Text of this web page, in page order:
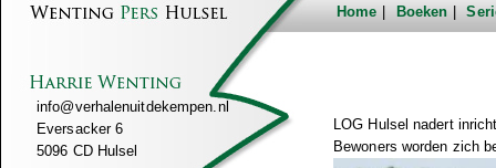
Home Boeken
info@verhalenuitdekempen.nl
Eversacker 6
5096 CD Hulsel
LOG Hulsel nadert
Bewoners worden zich